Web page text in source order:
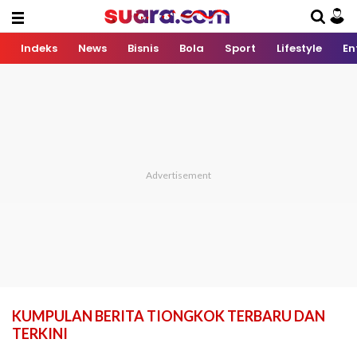
Indeks News Bisnis Bola Sport Lifestyle
KUMPULAN BERITA TIONGKOK TERBARU DAN
TERKINI